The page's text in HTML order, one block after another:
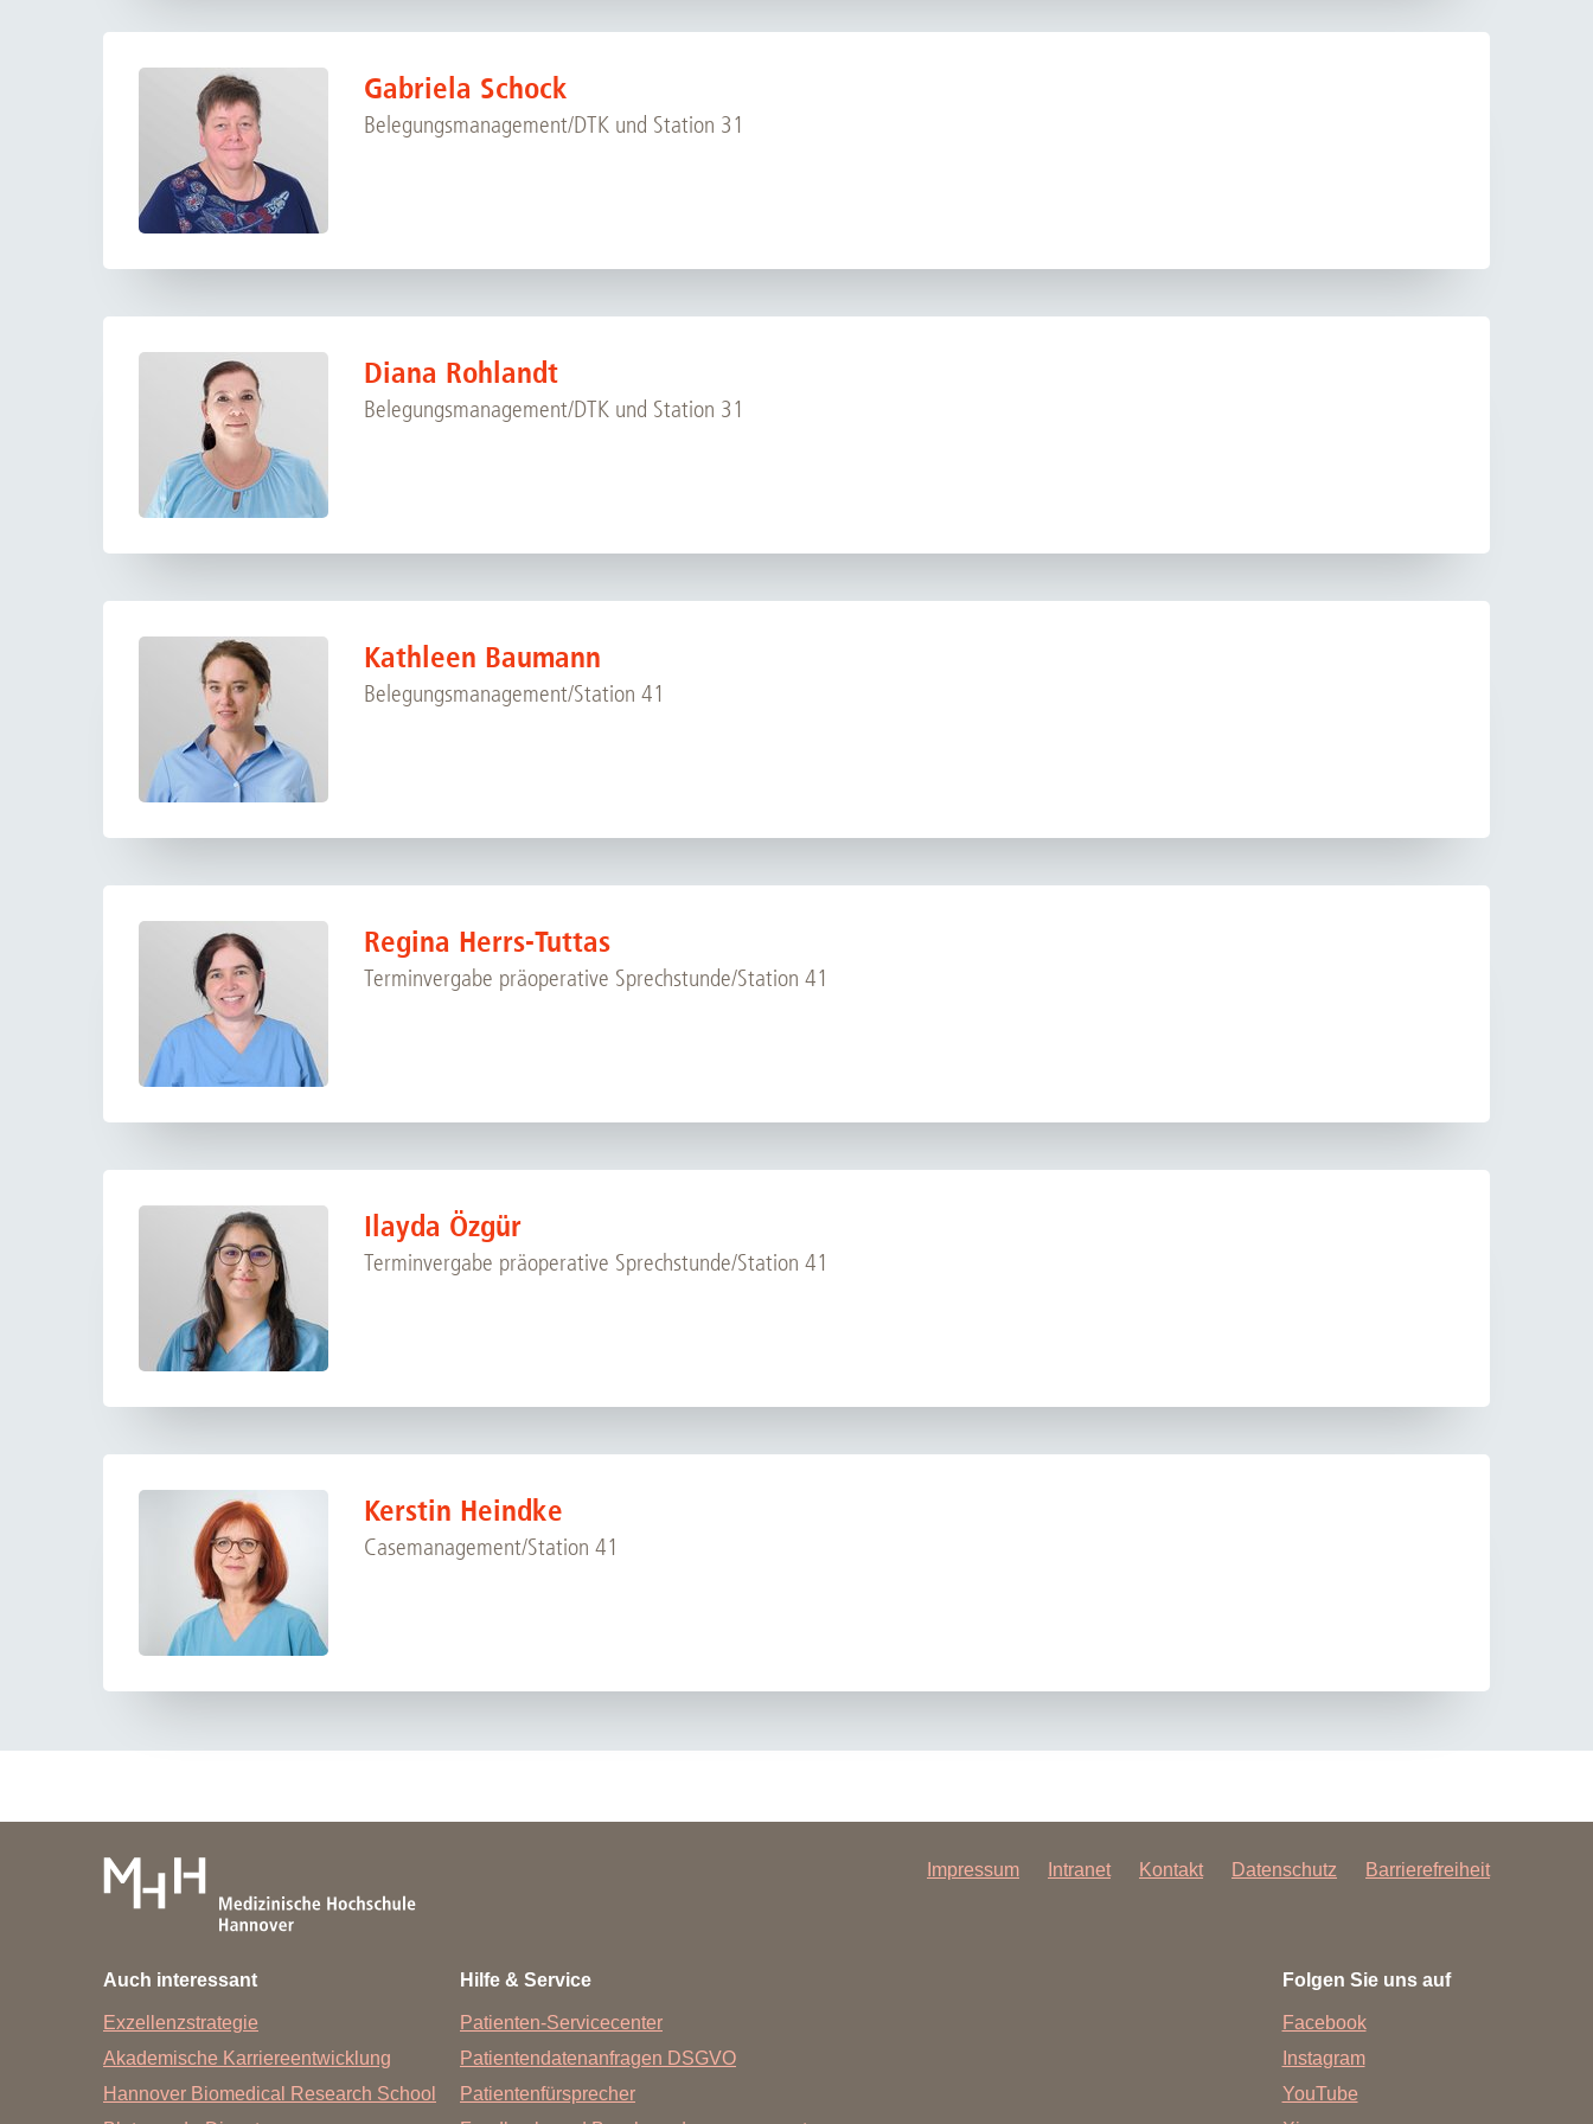
Gabriela Schock
Belegungsmanagement/DTK und Station 31
Diana Rohlandt
Belegungsmanagement/DTK und Station 31
Kathleen Baumann
Belegungsmanagement/Station 41
Regina Herrs-Tuttas
Terminvergabe präoperative Sprechstunde/Station 41
Ilayda Özgür
Terminvergabe präoperative Sprechstunde/Station 41
Kerstin Heindke
Casemanagement/Station 41
Impressum Intranet Kontakt Datenschutz Barrierefreiheit
Auch interessant
Exzellenzstrategie
Akademische Karriereentwicklung
Hannover Biomedical Research School
Hilfe & Service
Patienten-Servicecenter
Patientendatenanfragen DSGVO
Patientenfürsprecher
Folgen Sie uns auf
Facebook
Instagram
YouTube